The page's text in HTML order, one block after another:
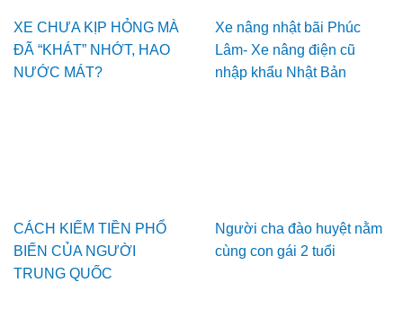
XE CHƯA KỊP HỎNG MÀ
ĐÃ “KHÁT” NHỚT, HAO
NƯỚC MÁT?
Xe nâng nhật bãi Phúc
Lâm- Xe nâng điện cũ
nhập khẩu Nhật Bản
CÁCH KIẾM TIỀN PHỔ
BIẾN CỦA NGƯỜI
TRUNG QUỐC
Người cha đào huyệt nằm
cùng con gái 2 tuổi